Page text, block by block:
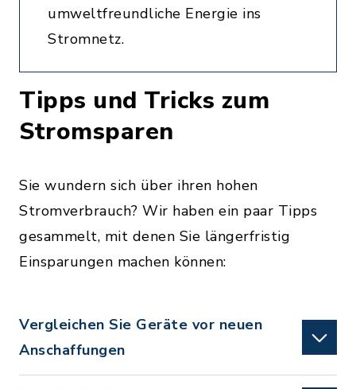
umweltfreundliche Energie ins
Stromnetz.
Tipps und Tricks zum
Stromsparen
Sie wundern sich über ihren hohen
Stromverbrauch? Wir haben ein paar Tipps
gesammelt, mit denen Sie längerfristig
Einsparungen machen können:
Vergleichen Sie Geräte vor neuen
Anschaffungen